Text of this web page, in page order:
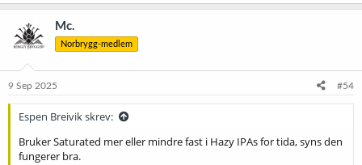
a
s
j
e
Mc.
Norbrygg-medlem
9 Sep 2025 #54
Espen Breivik skrev:
Bruker Saturated mer eller mindre fast i Hazy IPAs for tida, syns den
fungerer bra.